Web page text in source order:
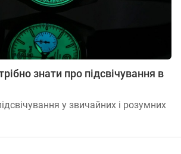
знати про підсвічування в
у звичайних і розумних